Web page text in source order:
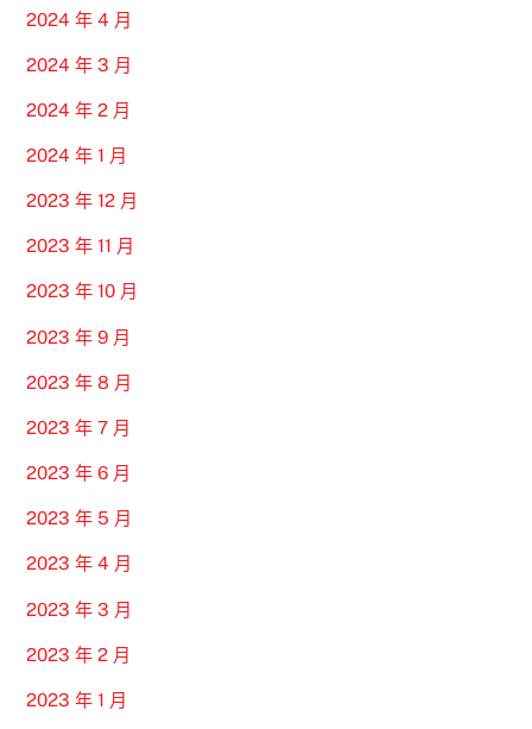
2024 年 4 月
2024 年 3 月
2024 年 2 月
2024 年 1 月
2023 年 12 月
2023 年 11 月
2023 年 10 月
2023 年 9 月
2023 年 8 月
2023 年 7 月
2023 年 6 月
2023 年 5 月
2023 年 4 月
2023 年 3 月
2023 年 2 月
2023 年 1 月